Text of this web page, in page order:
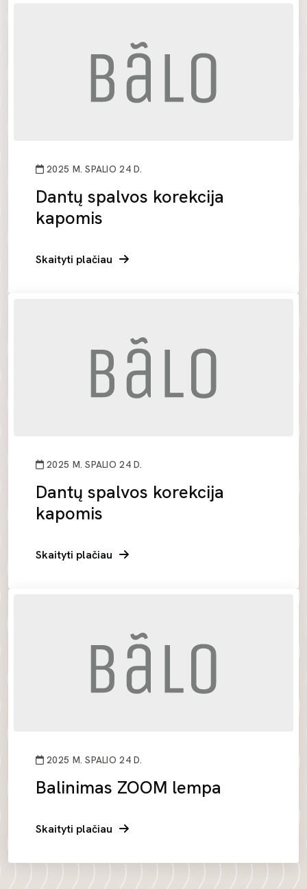
2025 M. SPALIO 24 D.
Dantų spalvos korekcija
kapomis
Skaityti plačiau
2025 M. SPALIO 24 D.
Dantų spalvos korekcija
kapomis
Skaityti plačiau
2025 M. SPALIO 24 D.
Balinimas ZOOM lempa
Skaityti plačiau